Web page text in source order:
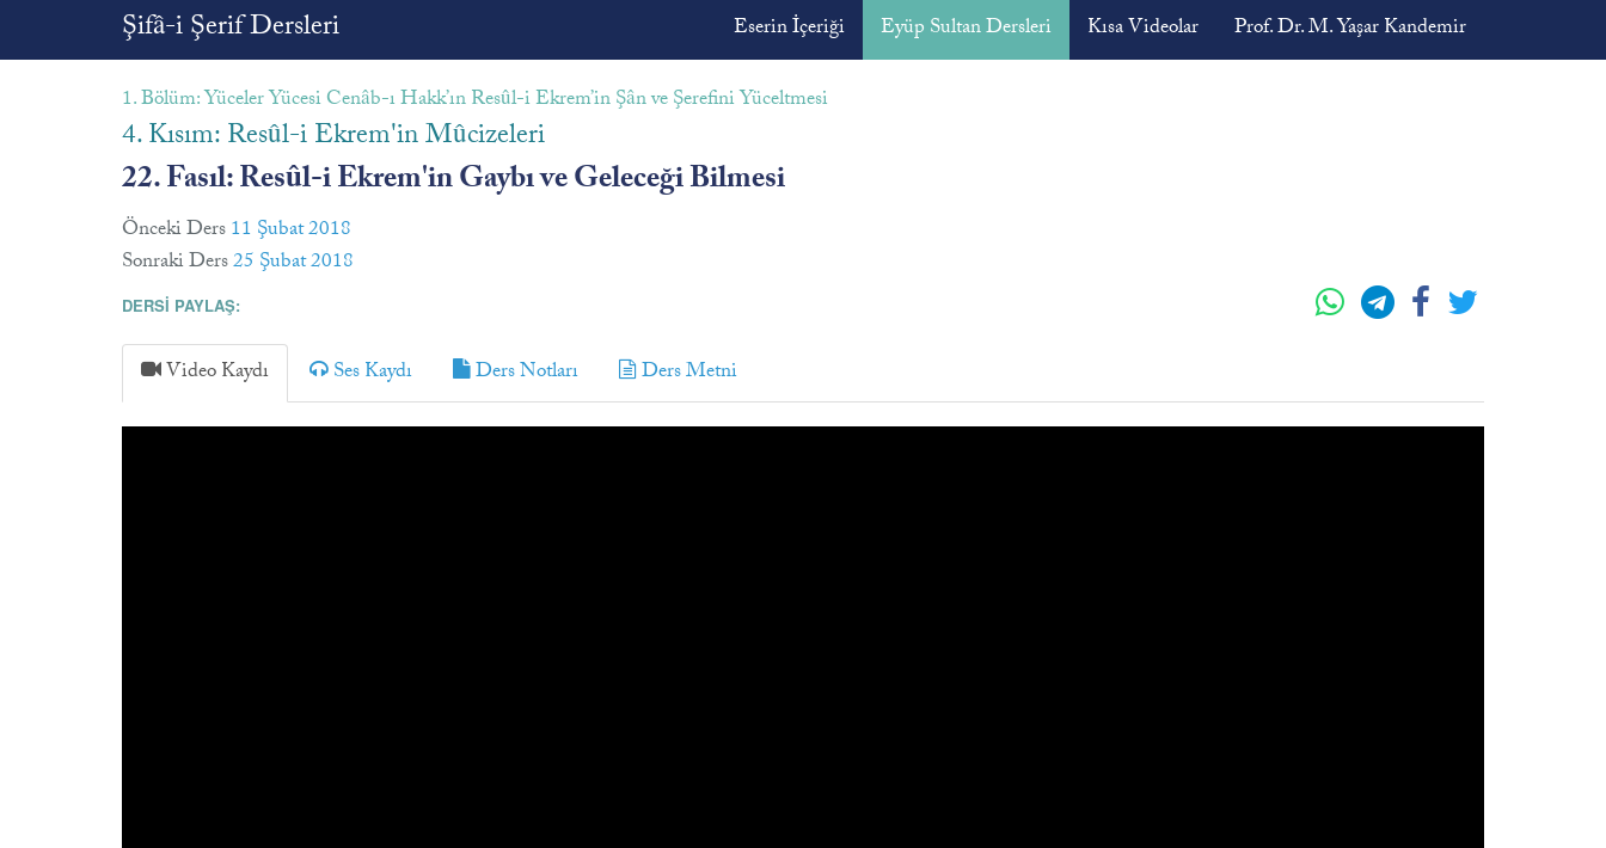
Şifâ-i Şerif Dersleri Eserin İçeriği Eyüp Sultan Dersleri Kısa Videolar Prof. Dr. M. Yaşar Kandemir
1. Bölüm: Yüceler Yücesi Cenâb-ı Hakk’ın Resûl-i Ekrem’in Şân ve Şerefini Yüceltmesi
4. Kısım: Resûl-i Ekrem'in Mûcizeleri
22. Fasıl: Resûl-i Ekrem'in Gaybı ve Geleceği Bilmesi
Önceki Ders11 Şubat 2018
Sonraki Ders25 Şubat 2018
DERSİ PAYLAŞ:
Video Kaydı Ses Kaydı Ders Notları Ders Metni